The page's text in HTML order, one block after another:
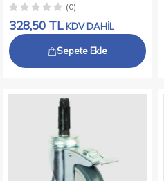
Gri Teker
(0)
328,50 TL KDV DAHİL
Sepete Ekle